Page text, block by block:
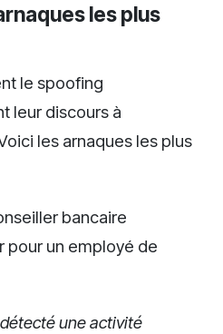
les plus
le spoofing
leur discours à
les arnaques les plus
bancaire
pour un employé de
une activité